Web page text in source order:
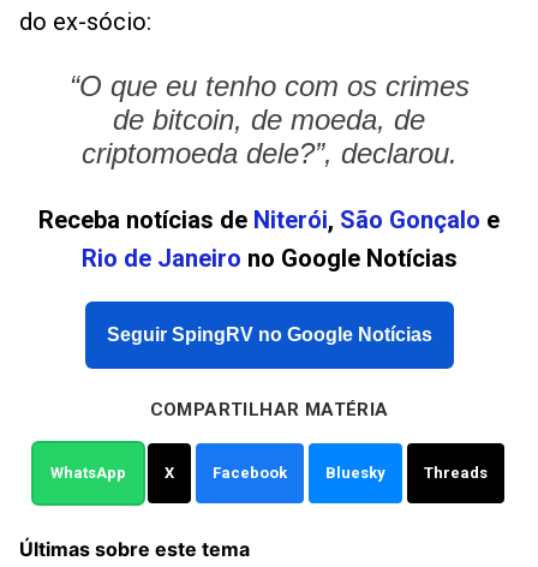
do ex-sócio:
“O que eu tenho com os crimes
de bitcoin, de moeda, de
criptomoeda dele?”, declarou.
Receba notícias de Niterói, São Gonçalo e
Rio de Janeiro no Google Notícias
Seguir SpingRV no Google Notícias
COMPARTILHAR MATÉRIA
WhatsApp X Facebook Bluesky Threads
Últimas sobre este tema